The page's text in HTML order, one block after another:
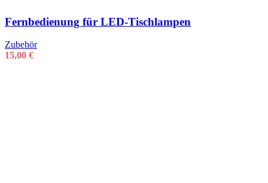
Fernbedienung für LED-Tischlampen
Zubehör
15,00 €